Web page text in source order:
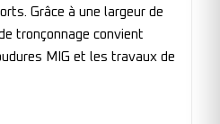
Grâce à une largeur de
tronçonnage convient
MIG et les travaux de